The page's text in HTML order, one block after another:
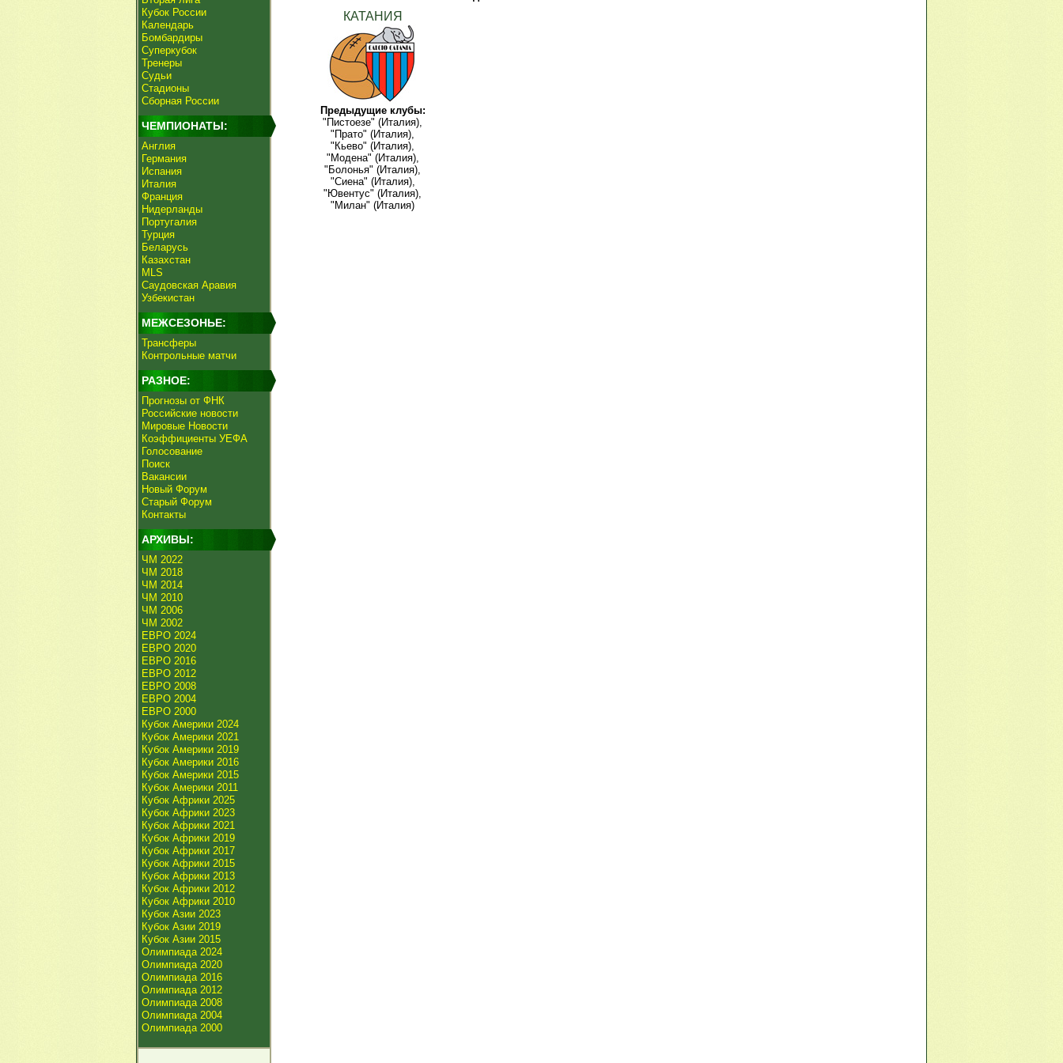
Кубок России
Календарь
Бомбардиры
Суперкубок
Тренеры
Судьи
Стадионы
Сборная России
ЧЕМПИОНАТЫ:
Англия
Германия
Испания
Италия
Франция
Нидерланды
Португалия
Турция
Беларусь
Казахстан
MLS
Саудовская Аравия
Узбекистан
МЕЖСЕЗОНЬЕ:
Трансферы
Контрольные матчи
РАЗНОЕ:
Прогнозы от ФНК
Российские новости
Мировые Новости
Коэффициенты УЕФА
Голосование
Поиск
Вакансии
Новый Форум
Старый Форум
Контакты
АРХИВЫ:
ЧМ 2022
ЧМ 2018
ЧМ 2014
ЧМ 2010
ЧМ 2006
ЧМ 2002
ЕВРО 2024
ЕВРО 2020
ЕВРО 2016
ЕВРО 2012
ЕВРО 2008
ЕВРО 2004
ЕВРО 2000
Кубок Америки 2024
Кубок Америки 2021
Кубок Америки 2019
Кубок Америки 2016
Кубок Америки 2015
Кубок Америки 2011
Кубок Африки 2025
Кубок Африки 2023
Кубок Африки 2021
Кубок Африки 2019
Кубок Африки 2017
Кубок Африки 2015
Кубок Африки 2013
Кубок Африки 2012
Кубок Африки 2010
Кубок Азии 2023
Кубок Азии 2019
Кубок Азии 2015
Олимпиада 2024
Олимпиада 2020
Олимпиада 2016
Олимпиада 2012
Олимпиада 2008
Олимпиада 2004
Олимпиада 2000
КАТАНИЯ
Предыдущие клубы:
"Пистоезе" (Италия),
"Прато" (Италия),
"Кьево" (Италия),
"Модена" (Италия),
"Болонья" (Италия),
"Сиена" (Италия),
"Ювентус" (Италия),
"Милан" (Италия)